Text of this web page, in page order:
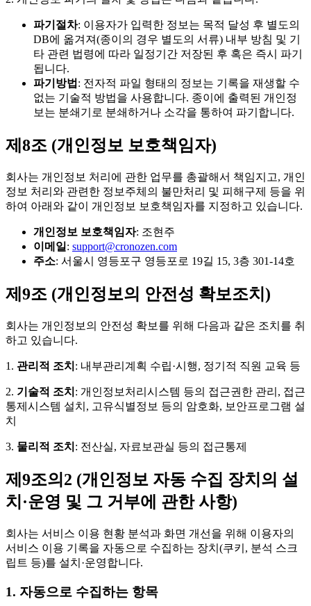
파기절차: 이용자가 입력한 정보는 목적 달성 후 별도의
DB에 옮겨져(종이의 경우 별도의 서류) 내부 방침 및 기
타 관련 법령에 따라 일정기간 저장된 후 혹은 즉시 파기
됩니다.
파기방법 : 전자적 파일 형태의 정보는 기록을 재생할 수
없는 기술적 방법을 사용합니다. 종이에 출력된 개인정
보는 분쇄기로 분쇄하거나 소각을 통하여 파기합니다.
제8조 (개인정보 보호책임자)
회사는 개인정보 처리에 관한 업무를 총괄해서 책임지고, 개인
정보 처리와 관련한 정보주체의 불만처리 및 피해구제 등을 위
하여 아래와 같이 개인정보 보호책임자를 지정하고 있습니다.
개인정보 보호책임자: 조현주
이메일 : support@cronozen.com
주소: 서울시 영등포구 영등포로 19길 15, 3층 301-14호
제9조 (개인정보의 안전성 확보조치)
회사는 개인정보의 안전성 확보를 위해 다음과 같은 조치를 취
하고 있습니다.
1. 관리적 조치 : 내부관리계획 수립·시행, 정기적 직원 교육 등
2. 기술적 조치 : 개인정보처리시스템 등의 접근권한 관리, 접근
통제시스템 설치, 고유식별정보 등의 암호화, 보안프로그램 설
치
3. 물리적 조치 : 전산실, 자료보관실 등의 접근통제
제9조의2 (개인정보 자동 수집 장치의 설
치·운영 및 그 거부에 관한 사항)
회사는 서비스 이용 현황 분석과 화면 개선을 위해 이용자의
서비스 이용 기록을 자동으로 수집하는 장치(쿠키, 분석 스크
립트 등)를 설치·운영합니다.
1. 자동으로 수집하는 항목